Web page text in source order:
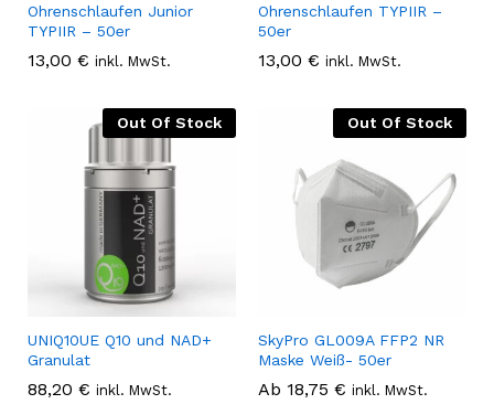
Ohrenschlaufen Junior
TYPIIR – 50er
13,00 € inkl. MwSt.
Ohrenschlaufen TYPIIR –
50er
13,00 € inkl. MwSt.
Out Of Stock
UNIQ10UE Q10 und NAD+
Granulat
88,20 € inkl. MwSt.
Out Of Stock
SkyPro GL009A FFP2 NR
Maske Weiß- 50er
Ab 18,75 € inkl. MwSt.